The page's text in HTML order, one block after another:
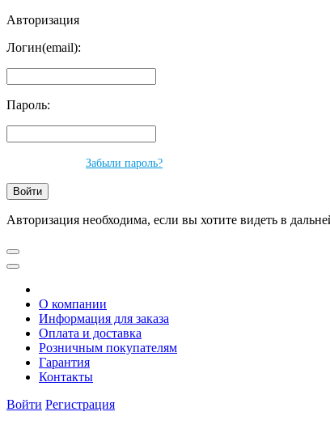
Авторизация
Логин(email):
Пароль:
Забыли пароль?
Авторизация необходима, если вы хотите видеть в
О компании
Информация для заказа
Оплата и доставка
Розничным покупателям
Гарантия
Контакты
Войти Регистрация